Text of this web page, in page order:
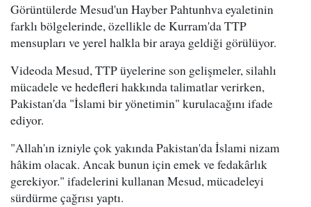
Görüntülerde Mesud'un Hayber Pahtunhva eyaletinin
farklı bölgelerinde, özellikle de Kurram'da TTP
mensupları ve yerel halkla bir araya geldiği görülüyor.
Videoda Mesud, TTP üyelerine son gelişmeler, silahlı
mücadele ve hedefleri hakkında talimatlar verirken,
Pakistan'da "İslami bir yönetimin" kurulacağını ifade
ediyor.
"Allah'ın izniyle çok yakında Pakistan'da İslami nizam
hâkim olacak. Ancak bunun için emek ve fedakârlık
gerekiyor." ifadelerini kullanan Mesud, mücadeleyi
sürdürme çağrısı yaptı.